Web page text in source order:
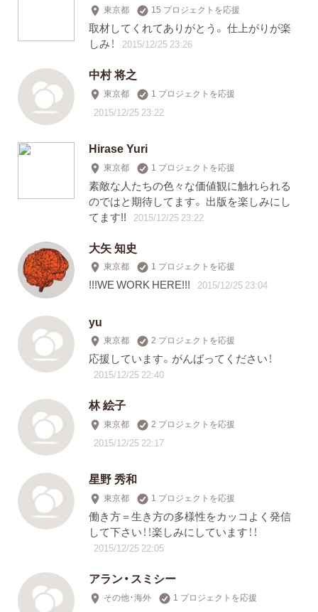
東京都 15 プロジェクトを応援
取材してくれてありがとう。 仕上がりが楽
しみ！
2015/12/25 23:26
中村 将之
東京都 1 プロジェクトを応援
2015/12/25 23:22
Hirase Yuri
東京都 1 プロジェクトを応援
素敵な人たちの色々な価値観に触れられる
のではと期待してます。 出版を楽しみにし
てます!!
2015/12/25 23:22
大矢 知史
東京都 1 プロジェクトを応援
!!!WE WORK HERE!!! 2015/12/25 23:04
yu
東京都 2 プロジェクトを応援
応援しています。がんばってください！
2015/12/25 22:40
林 絵子
東京都 2 プロジェクトを応援
2015/12/25 22:17
星野 秀和
東京都 1 プロジェクトを応援
働き方＝生き方の多様性をカッコよく発信
して下さい！！楽しみにしています！！
2015/12/25 22:05
アラン・スミシー
その他・海外 1 プロジェクトを応援